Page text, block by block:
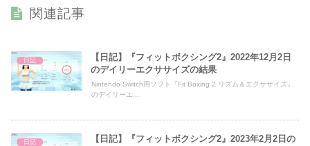
関連記事
日記
【日記】『フィットボクシング2』2022年12月2日
のデイリーエクササイズの結果
Nintendo Switch用ソフト『Fit Boxing 2 リズム＆エクササイズ』
のデイリーエ...
日記
【日記】『フィットボクシング2』2023年2月2日の